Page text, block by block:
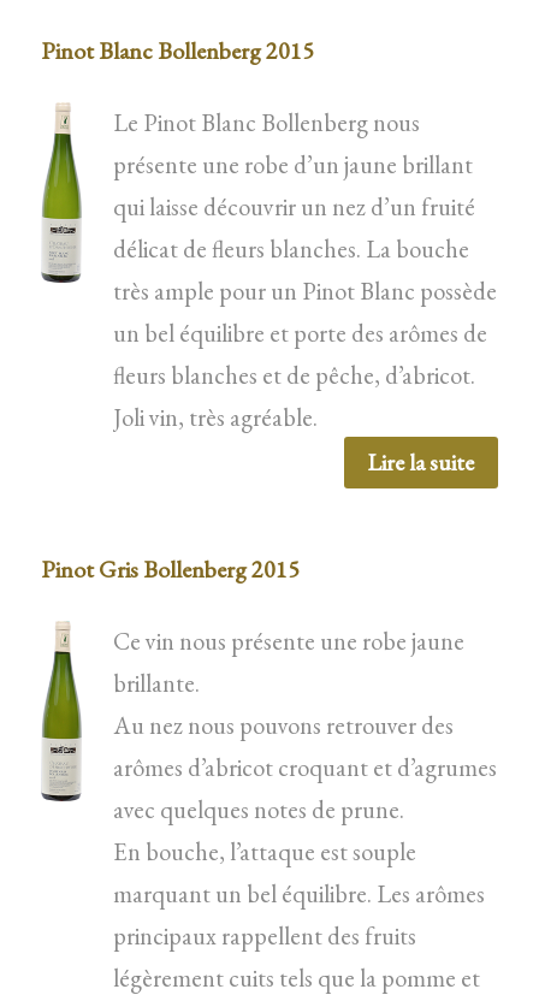
Pinot Blanc Bollenberg 2015
Le Pinot Blanc Bollenberg nous
présente une robe d’un jaune brillant
qui laisse découvrir un nez d’un fruité
délicat de fleurs blanches. La bouche
très ample pour un Pinot Blanc possède
un bel équilibre et porte des arômes de
fleurs blanches et de pêche, d’abricot.
Joli vin, très agréable.
Lire la suite
Pinot Gris Bollenberg 2015
Ce vin nous présente une robe jaune
brillante.
Au nez nous pouvons retrouver des
arômes d’abricot croquant et d’agrumes
avec quelques notes de prune.
En bouche, l’attaque est souple
marquant un bel équilibre. Les arômes
principaux rappellent des fruits
légèrement cuits tels que la pomme et